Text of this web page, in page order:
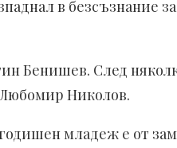
в безсъзнание
Бенишев. След
Николов.
младеж е от